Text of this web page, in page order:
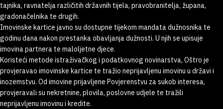
tajnika, ravnatelja različitih državnih tijela, pravobranitelja, župana,
gradonačelnika te drugih.
Imovinske kartice javno su dostupne tijekom mandata dužnosnika te
godinu dana nakon prestanka obavljanja dužnosti. U njih se upisuje
imovina partnera te maloljetne djece.
Koristeći metode istraživačkog i podatkovnog novinarstva, Oštro je
provjeravao imovinske kartice te tražio neprijavljenu imovinu u državi i
inozemstvu. Od imovine prijavljene Povjerenstvu za sukob interesa,
provjeravali su nekretnine, plovila, poslovne udjele te tražili
neprijavljenu imovinu i kredite.